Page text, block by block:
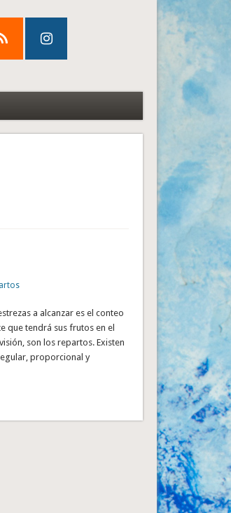
a alcanzar es el conteo
que tendrá sus frutos en el
son los repartos. Existen
proporcional y